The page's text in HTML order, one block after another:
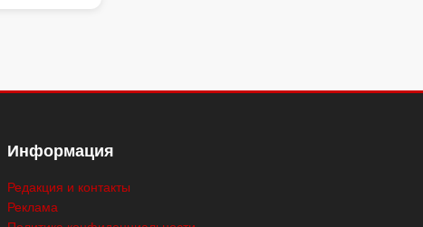
Информация
Редакция и контакты
Реклама